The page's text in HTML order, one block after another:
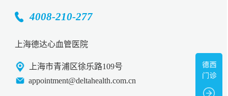
4008-210-277
上海德达心血管医院
上海市青浦区徐乐路109号
appointment@deltahealth.com.cn